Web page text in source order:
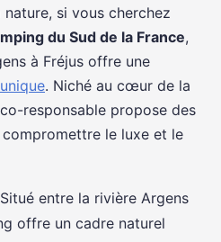
si vous cherchez
du Sud de la France,
à Fréjus offre une
. Niché au cœur de la
responsable propose des
le luxe et le
entre la rivière Argens
offre un cadre naturel